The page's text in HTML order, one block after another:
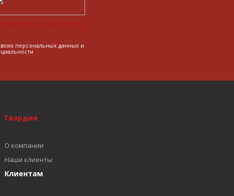
картинку
персональных данных и
Гвардия
О компании
Наши клиенты
Клиентам